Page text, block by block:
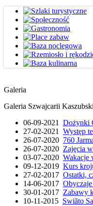
Galeria
Galeria Szwajcarii
06-09-2021 Dożynki
27-02-2021 Występ
26-07-2020 760
26-07-2020 Zajęcia
03-07-2020 Wakacje
09-12-2019 Kurs
27-02-2017 Ostatki,
14-06-2017
30-01-2017 Zabawy
10-11-2015 Swiãto